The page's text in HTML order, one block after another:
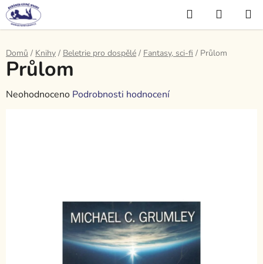
Přejít
na
obsah
Hledat
KOŠÍK
Domů / Knihy / Beletrie pro dospělé / Fantasy, sci-fi / Průlom
Průlom
Průměrné
Neohodnoceno Podrobnosti hodnocení